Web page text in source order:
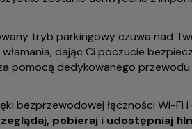
tryb parkingowy czuwa nad
dając Ci poczucie
pomocą dedykowanego
bezprzewodowej łączności Wi-
pobieraj i udostępniaj